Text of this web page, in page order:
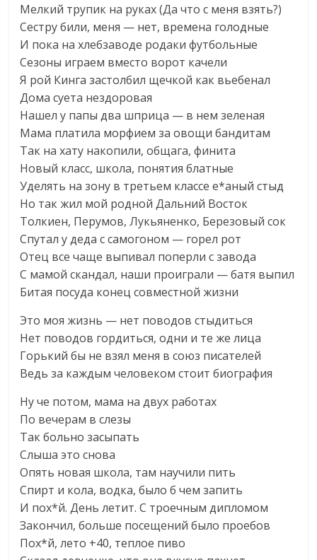
Мелкий трупик на руках (Да что с меня взять?)
Сестру били, меня — нет, времена голодные
И пока на хлебзаводе родаки футбольные
Сезоны играем вместо ворот качели
Я рой Кинга застолбил щечкой как вьебенал
Дома суета нездоровая
Нашел у папы два шприца — в нем зеленая
Мама платила морфием за овощи бандитам
Так на хату накопили, общага, финита
Новый класс, школа, понятия блатные
Уделять на зону в третьем классе е*аный стыд
Но так жил мой родной Дальний Восток
Толкиен, Перумов, Лукьяненко, Березовый сок
Спутал у деда с самогоном — горел рот
Отец все чаще выпивал поперли с завода
С мамой скандал, наши проиграли — батя выпил
Битая посуда конец совместной жизни
Это моя жизнь — нет поводов стыдиться
Нет поводов гордиться, одни и те же лица
Горький бы не взял меня в союз писателей
Ведь за каждым человеком стоит биография
Ну че потом, мама на двух работах
По вечерам в слезы
Так больно засыпать
Слыша это снова
Опять новая школа, там научили пить
Спирт и кола, водка, было б чем запить
И пох*й. День летит. С троечным дипломом
Закончил, больше посещений было проебов
Пох*й, лето +40, теплое пиво